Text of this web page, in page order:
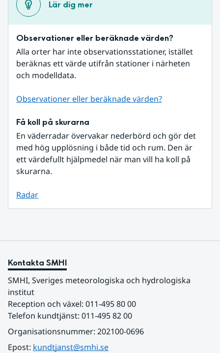
Lär dig mer
Observationer eller beräknade värden?
Alla orter har inte observationsstationer, istället
beräknas ett värde utifrån stationer i närheten
och modelldata.
Observationer eller beräknade värden?
Få koll på skurarna
En väderradar övervakar nederbörd och gör det
med hög upplösning i både tid och rum. Den är
ett värdefullt hjälpmedel när man vill ha koll på
skurarna.
Radar
Kontakta SMHI
SMHI, Sveriges meteorologiska och hydrologiska
institut
Reception och växel: 011-495 80 00
Telefon kundtjänst: 011-495 82 00
Organisationsnummer: 202100-0696
Epost: kundtjanst@smhi.se